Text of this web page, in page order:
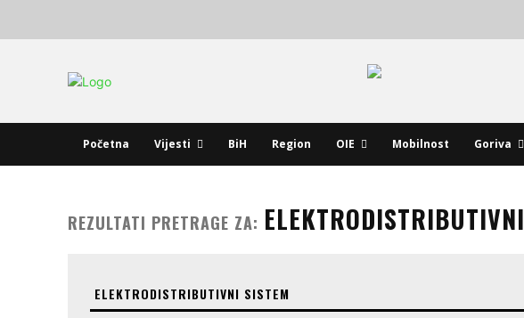
Početna Vijesti BiH Region OIE Mobilnost Goriva
REZULTATI PRETRAGE ZA: